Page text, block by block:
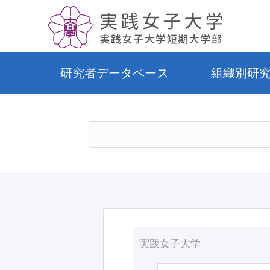
研究者データベース 組織別研
実践女子大学